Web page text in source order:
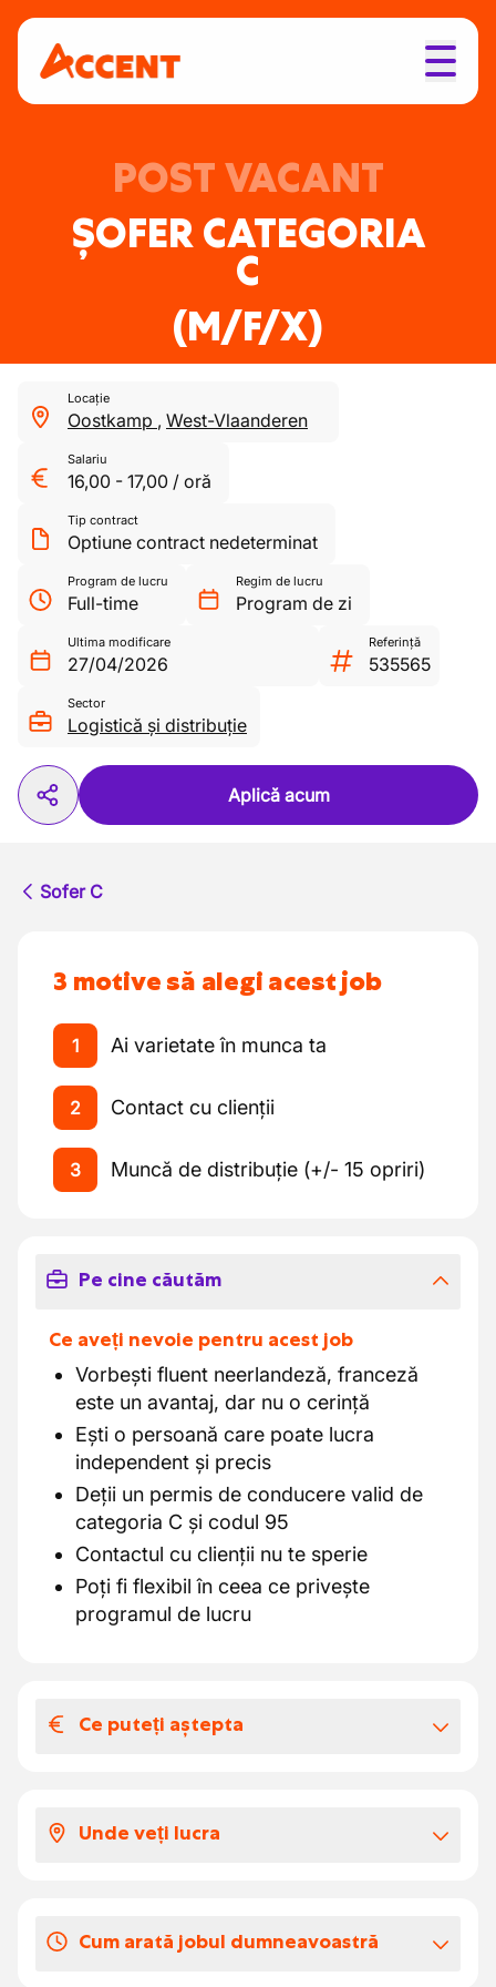
POST VACANT
ȘOFER CATEGORIA
C
(M/F/X)
Locație
Oostkamp , West-Vlaanderen
Salariu
16,00 - 17,00 / oră
Tip contract
Optiune contract nedeterminat
Program de lucru
Full-time
Regim de lucru
Program de zi
Ultima modificare
27/04/2026
Referință
535565
Sector
Logistică și distribuție
Aplică acum
Sofer C
3 motive să alegi acest job
1 Ai varietate în munca ta
2 Contact cu clienții
3 Muncă de distribuție (+/- 15 opriri)
Pe cine căutăm
Ce aveți nevoie pentru acest job
Vorbești fluent neerlandeză, franceză
este un avantaj, dar nu o cerință
Ești o persoană care poate lucra
independent și precis
Deții un permis de conducere valid de
categoria C și codul 95
Contactul cu clienții nu te sperie
Poți fi flexibil în ceea ce privește
programul de lucru
Ce puteți aștepta
- € 17.00
Zilele de concediu
Unde veți lucra
Cum arată jobul dumneavoastră